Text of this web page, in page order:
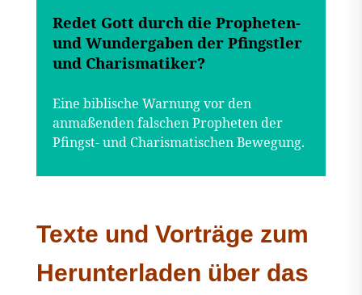
Redet Gott durch die Propheten-
und Wundergaben der Pfingstler
und Charismatiker?
Eine biblische Warnung vor den
anmaßenden falschen Propheten der
Pfingst- und Charismatischen Bewegung.
Texte und Vorträge zum
Herunterladen über das